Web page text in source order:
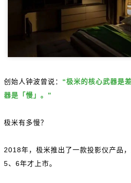
创始人钟波曾说： “极米的核心武器是
器是「慢」。”
极米有多慢？
2018年，极米推出了一款投影仪产品
5、6年才上市。